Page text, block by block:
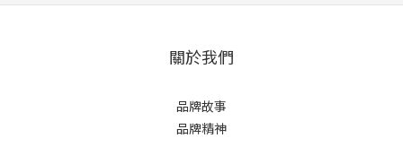
關於我們
品牌故事
品牌精神